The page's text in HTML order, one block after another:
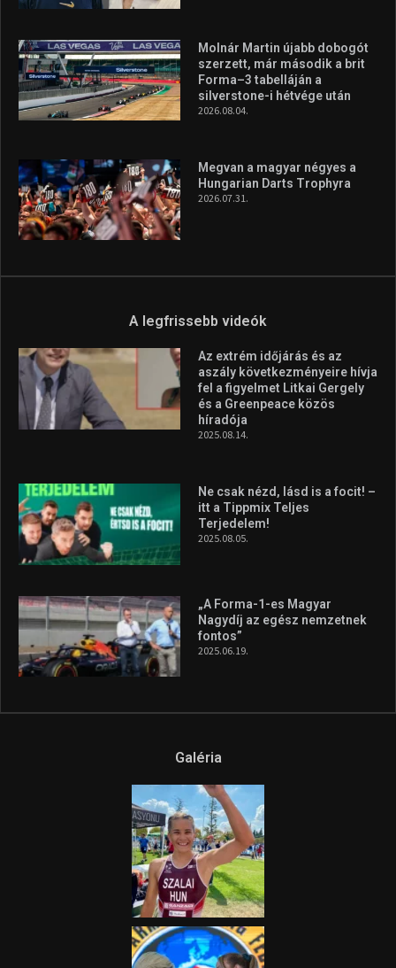
Molnár Martin újabb dobogót
szerzett, már második a brit
Forma–3 tabelláján a
silverstone-i hétvége után
2026.08.04.
Megvan a magyar négyes a
Hungarian Darts Trophyra
2026.07.31.
A legfrissebb videók
Az extrém időjárás és az
aszály következményeire hívja
fel a figyelmet Litkai Gergely
és a Greenpeace közös
híradója
2025.08.14.
Ne csak nézd, lásd is a focit! –
itt a Tippmix Teljes
Terjedelem!
2025.08.05.
„A Forma-1-es Magyar
Nagydíj az egész nemzetnek
fontos”
2025.06.19.
Galéria